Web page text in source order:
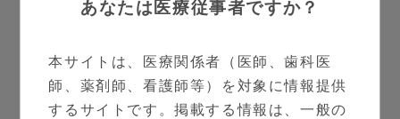
あなたは医療従事者ですか？
本サイトは、医療関係者（医師、歯科医
師、薬剤師、看護師等）を対象に情報提供
するサイトです。掲載する情報は、一般の